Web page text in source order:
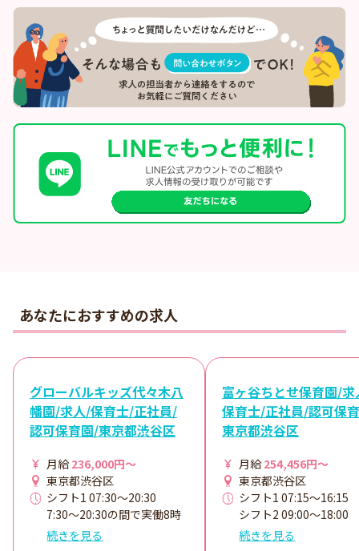
あなたにおすすめの求人
グローバルキッズ代々木八
幡園/求人/保育士/正社員/
認可保育園/東京都渋谷区
月給 236,000円～
東京都渋谷区
シフト1 07:30～20:30
7:30～20:30の間で実働8時
間シフト制（休憩60分） ◆
続きを見る
富ヶ谷ちとせ保育園/
保育士/正社員/認可保
東京都渋谷区
月給 254,456円～
東京都渋谷区
シフト1 07:15～16:15
シフト2 09:00～18:00
シフト3 10:00～19:00
続きを見る